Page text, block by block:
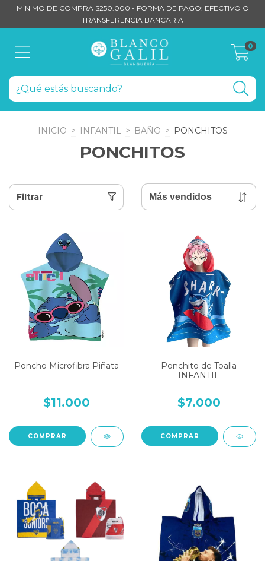
MÍNIMO DE COMPRA $250.000 - FORMA DE PAGO: EFECTIVO O
TRANSFERENCIA BANCARIA
0
INICIO > INFANTIL > BAÑO > PONCHITOS
PONCHITOS
Filtrar
Poncho Microfibra Piñata
$11.000
COMPRAR
Ponchito de Toalla
INFANTIL
$7.000
COMPRAR